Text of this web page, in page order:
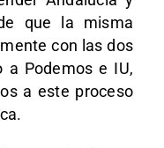
que la misma
con las dos
a Podemos e IU,
a este proceso